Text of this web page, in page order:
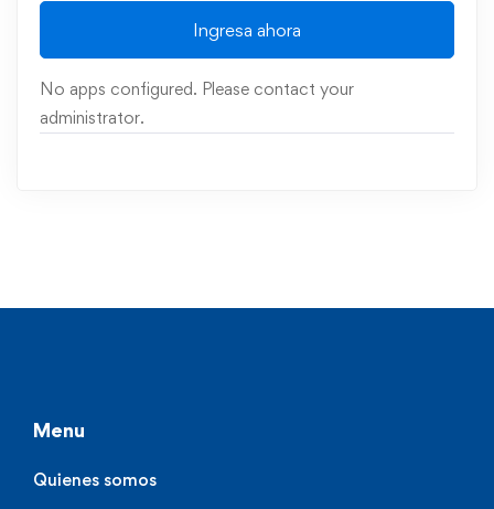
Ingresa ahora
No apps configured. Please contact your
administrator.
Menu
Quienes somos